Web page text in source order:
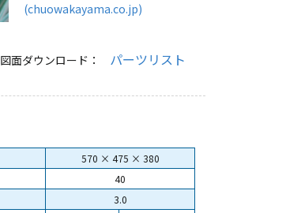
(chuowakayama.co.jp)
図面ダウンロード： パーツリスト
570 × 475 × 380
40
3.0